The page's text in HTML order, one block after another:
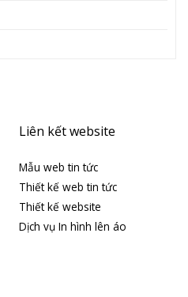
Liên kết website
Mẫu web tin tức
Thiết kế web tin tức
Thiết kế website
Dịch vụ In hình lên áo